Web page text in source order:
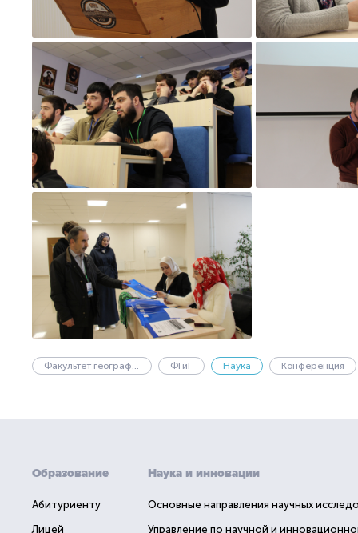
Факультет географии и геоэкологии ФГиГ Наука Конференция
Образование
Абитуриенту
Лицей
Наука и инновации
Основные направления научных
Управление по научной и